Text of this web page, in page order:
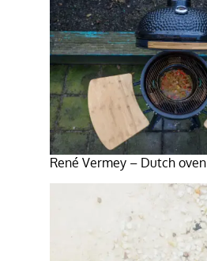
René Vermey – Dutch oven